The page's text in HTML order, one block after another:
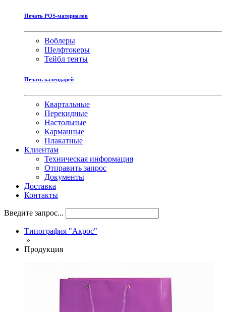
Печать POS-материалов
Воблеры
Шелфтокеры
Тейбл тенты
Печать календарей
Квартальные
Перекидные
Настольные
Карманные
Плакатныe
Клиентам
Техническая информация
Отправить запрос
Документы
Доставка
Контакты
Введите запрос...
Типография "Акрос"
»
Продукция